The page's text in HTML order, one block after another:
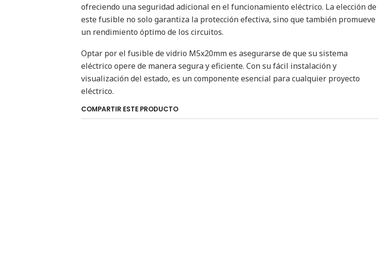
ofreciendo una seguridad adicional en el funcionamiento eléctrico. La elección de
este fusible no solo garantiza la protección efectiva, sino que también promueve
un rendimiento óptimo de los circuitos.
Optar por el fusible de vidrio M5x20mm es asegurarse de que su sistema
eléctrico opere de manera segura y eficiente. Con su fácil instalación y
visualización del estado, es un componente esencial para cualquier proyecto
eléctrico.
COMPARTIR ESTE PRODUCTO